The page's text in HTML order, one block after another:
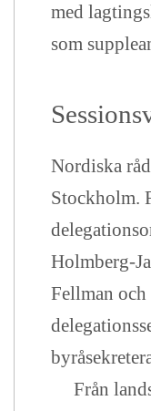
med
som
Nordiska
Stockholm.
Holmberg-
Fellman
Från